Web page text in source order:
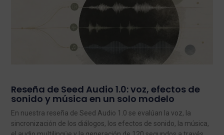
Reseña de Seed Audio 1.0: voz, efectos de
sonido y música en un solo modelo
En nuestra reseña de Seed Audio 1.0 se evalúan la voz, la
sincronización de los diálogos, los efectos de sonido, la música,